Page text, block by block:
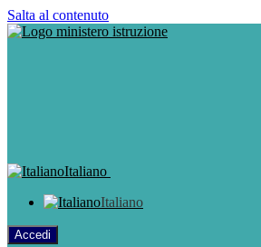
Salta al contenuto
Italiano
Italiano
Accedi